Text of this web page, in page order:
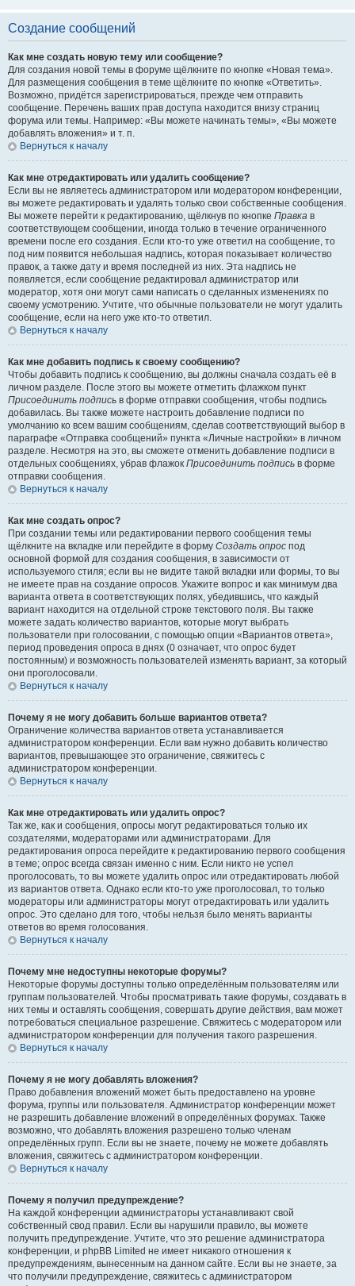
Создание сообщений
Как мне создать новую тему или сообщение?
Для создания новой темы в форуме щёлкните по кнопке «Новая тема».
Для размещения сообщения в теме щёлкните по кнопке «Ответить».
Возможно, придётся зарегистрироваться, прежде чем отправить
сообщение. Перечень ваших прав доступа находится внизу страниц
форума или темы. Например: «Вы можете начинать темы», «Вы можете
добавлять вложения» и т. п.
Вернуться к началу
Как мне отредактировать или удалить сообщение?
Если вы не являетесь администратором или модератором конференции,
вы можете редактировать и удалять только свои собственные сообщения.
Вы можете перейти к редактированию, щёлкнув по кнопке Правка в
соответствующем сообщении, иногда только в течение ограниченного
времени после его создания. Если кто-то уже ответил на сообщение, то
под ним появится небольшая надпись, которая показывает количество
правок, а также дату и время последней из них. Эта надпись не
появляется, если сообщение редактировал администратор или
модератор, хотя они могут сами написать о сделанных изменениях по
своему усмотрению. Учтите, что обычные пользователи не могут удалить
сообщение, если на него уже кто-то ответил.
Вернуться к началу
Как мне добавить подпись к своему сообщению?
Чтобы добавить подпись к сообщению, вы должны сначала создать её в
личном разделе. После этого вы можете отметить флажком пункт
Присоединить подпись в форме отправки сообщения, чтобы подпись
добавилась. Вы также можете настроить добавление подписи по
умолчанию ко всем вашим сообщениям, сделав соответствующий выбор в
параграфе «Отправка сообщений» пункта «Личные настройки» в личном
разделе. Несмотря на это, вы сможете отменить добавление подписи в
отдельных сообщениях, убрав флажок Присоединить подпись в форме
отправки сообщения.
Вернуться к началу
Как мне создать опрос?
При создании темы или редактировании первого сообщения темы
щёлкните на вкладке или перейдите в форму Создать опрос под
основной формой для создания сообщения, в зависимости от
используемого стиля; если вы не видите такой вкладки или формы, то вы
не имеете прав на создание опросов. Укажите вопрос и как минимум два
варианта ответа в соответствующих полях, убедившись, что каждый
вариант находится на отдельной строке текстового поля. Вы также
можете задать количество вариантов, которые могут выбрать
пользователи при голосовании, с помощью опции «Вариантов ответа»,
период проведения опроса в днях (0 означает, что опрос будет
постоянным) и возможность пользователей изменять вариант, за который
они проголосовали.
Вернуться к началу
Почему я не могу добавить больше вариантов ответа?
Ограничение количества вариантов ответа устанавливается
администратором конференции. Если вам нужно добавить количество
вариантов, превышающее это ограничение, свяжитесь с
администратором конференции.
Вернуться к началу
Как мне отредактировать или удалить опрос?
Так же, как и сообщения, опросы могут редактироваться только их
создателями, модераторами или администраторами. Для
редактирования опроса перейдите к редактированию первого сообщения
в теме; опрос всегда связан именно с ним. Если никто не успел
проголосовать, то вы можете удалить опрос или отредактировать любой
из вариантов ответа. Однако если кто-то уже проголосовал, то только
модераторы или администраторы могут отредактировать или удалить
опрос. Это сделано для того, чтобы нельзя было менять варианты
ответов во время голосования.
Вернуться к началу
Почему мне недоступны некоторые форумы?
Некоторые форумы доступны только определённым пользователям или
группам пользователей. Чтобы просматривать такие форумы, создавать в
них темы и оставлять сообщения, совершать другие действия, вам может
потребоваться специальное разрешение. Свяжитесь с модератором или
администратором конференции для получения такого разрешения.
Вернуться к началу
Почему я не могу добавлять вложения?
Право добавления вложений может быть предоставлено на уровне
форума, группы или пользователя. Администратор конференции может
не разрешить добавление вложений в определённых форумах. Также
возможно, что добавлять вложения разрешено только членам
определённых групп. Если вы не знаете, почему не можете добавлять
вложения, свяжитесь с администратором конференции.
Вернуться к началу
Почему я получил предупреждение?
На каждой конференции администраторы устанавливают свой
собственный свод правил. Если вы нарушили правило, вы можете
получить предупреждение. Учтите, что это решение администратора
конференции, и phpBB Limited не имеет никакого отношения к
предупреждениям, вынесенным на данном сайте. Если вы не знаете, за
что получили предупреждение, свяжитесь с администратором